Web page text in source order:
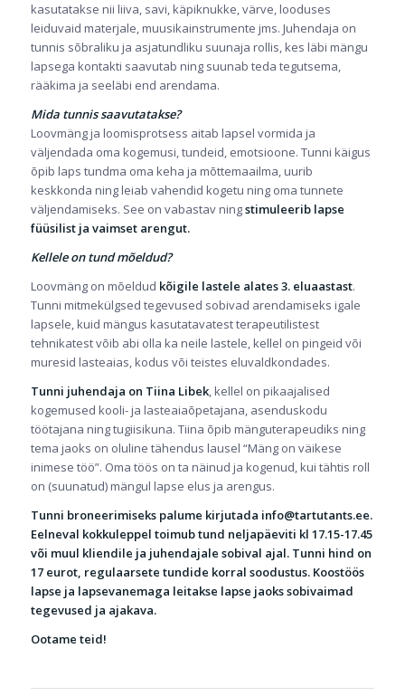
kasutatakse nii liiva, savi, käpiknukke, värve, looduses
leiduvaid materjale, muusikainstrumente jms. Juhendaja on
tunnis sõbraliku ja asjatundliku suunaja rollis, kes läbi mängu
lapsega kontakti saavutab ning suunab teda tegutsema,
rääkima ja seeläbi end arendama.
Mida tunnis saavutatakse?
Loovmäng ja loomisprotsess aitab lapsel vormida ja
väljendada oma kogemusi, tundeid, emotsioone. Tunni käigus
õpib laps tundma oma keha ja mõttemaailma, uurib
keskkonda ning leiab vahendid kogetu ning oma tunnete
väljendamiseks. See on vabastav ningstimuleerib lapse
füüsilist ja vaimset arengut.
Kellele on tund mõeldud?
Loovmäng on mõeldud kõigile lastele alates 3. eluaastast.
Tunni mitmekülgsed tegevused sobivad arendamiseks igale
lapsele, kuid mängus kasutatavatest terapeutilistest
tehnikatest võib abi olla ka neile lastele, kellel on pingeid või
muresid lasteaias, kodus või teistes eluvaldkondades.
Tunni juhendaja on Tiina Libek, kellel on pikaajalised
kogemused kooli- ja lasteaiaõpetajana, asenduskodu
töötajana ning tugiisikuna. Tiina õpib mänguterapeudiks ning
tema jaoks on oluline tähendus lausel “Mäng on väikese
inimese töö”. Oma töös on ta näinud ja kogenud, kui tähtis roll
on (suunatud) mängul lapse elus ja arengus.
Tunni broneerimiseks palume kirjutada info@tartutants.ee.
Eelneval kokkuleppel toimub tund neljapäeviti kl 17.15-17.45
või muul kliendile ja juhendajale sobival ajal. Tunni hind on
17 eurot, regulaarsete tundide korral soodustus. Koostöös
lapse ja lapsevanemaga leitakse lapse jaoks sobivaimad
tegevused ja ajakava.
Ootame teid!